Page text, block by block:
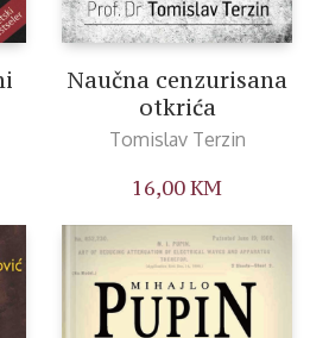
Naučna cenzurisana
otkrića
Tomislav Terzin
16,00KM